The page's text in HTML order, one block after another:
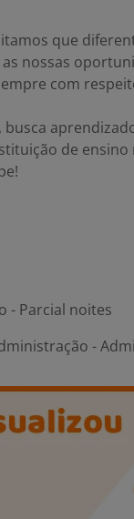
que
nossas
com
busca
de ensino
- Parcial noites
-